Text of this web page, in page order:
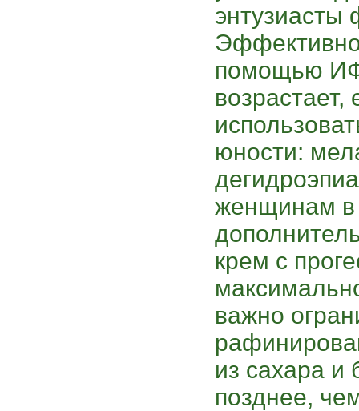
энтузиасты
помощью
юности:
женщинам в
крем с
важно
из сахара и
позднее,